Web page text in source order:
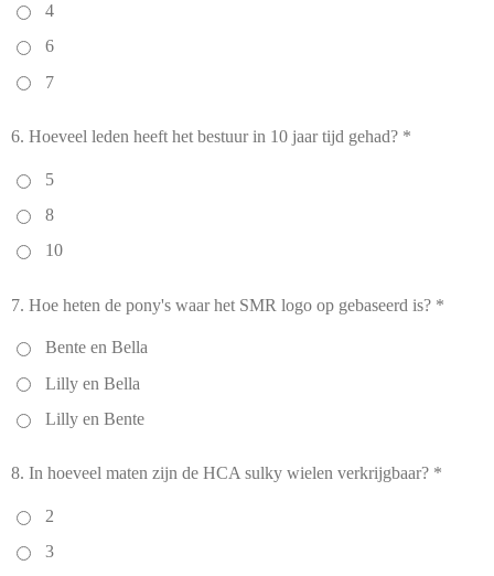
4
6
7
6. Hoeveel leden heeft het bestuur in 10 jaar tijd gehad? *
5
8
10
7. Hoe heten de pony's waar het SMR logo op gebaseerd is? *
Bente en Bella
Lilly en Bella
Lilly en Bente
8. In hoeveel maten zijn de HCA sulky wielen verkrijgbaar? *
2
3